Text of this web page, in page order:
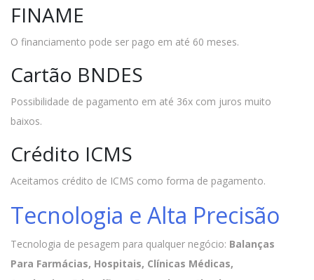
FINAME
O financiamento pode ser pago em até 60 meses.
Cartão BNDES
Possibilidade de pagamento em até 36x com juros muito
baixos.
Crédito ICMS
Aceitamos crédito de ICMS como forma de pagamento.
Tecnologia e Alta Precisão
Tecnologia de pesagem para qualquer negócio: Balanças
Para Farmácias, Hospitais, Clínicas Médicas,